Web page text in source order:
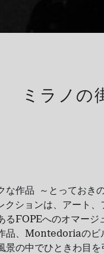
ミラノの
な作品
～とっておき
クションは、アート
るFOPEへのオマージ
、 Montedoriaのビ
景の中でひときわ目